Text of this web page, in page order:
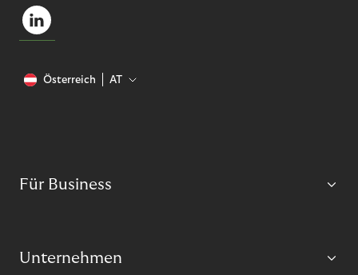
Österreich AT
Für Business
Unternehmen